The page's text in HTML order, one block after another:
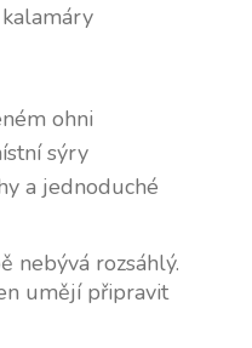
ohni
sýry
a jednoduché
nebývá rozsáhlý.
umějí připravit